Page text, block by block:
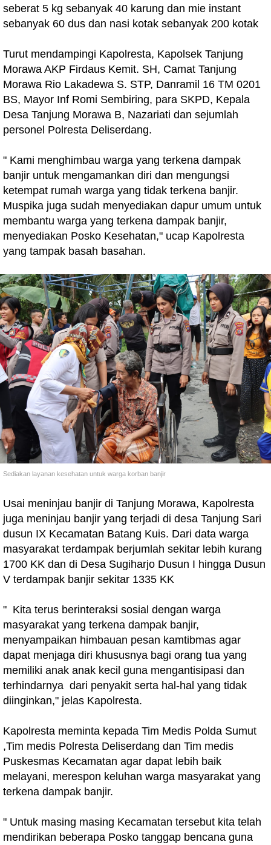
seberat 5 kg sebanyak 40 karung dan mie instant
sebanyak 60 dus dan nasi kotak sebanyak 200 kotak
Turut mendampingi Kapolresta, Kapolsek Tanjung
Morawa AKP Firdaus Kemit. SH, Camat Tanjung
Morawa Rio Lakadewa S. STP, Danramil 16 TM 0201
BS, Mayor Inf Romi Sembiring, para SKPD, Kepala
Desa Tanjung Morawa B, Nazariati dan sejumlah
personel Polresta Deliserdang.
" Kami menghimbau warga yang terkena dampak
banjir untuk mengamankan diri dan mengungsi
ketempat rumah warga yang tidak terkena banjir.
Muspika juga sudah menyediakan dapur umum untuk
membantu warga yang terkena dampak banjir,
menyediakan Posko Kesehatan," ucap Kapolresta
yang tampak basah basahan.
Sediakan layanan kesehatan untuk warga korban banjir
Usai meninjau banjir di Tanjung Morawa, Kapolresta
juga meninjau banjir yang terjadi di desa Tanjung Sari
dusun IX Kecamatan Batang Kuis. Dari data warga
masyarakat terdampak berjumlah sekitar lebih kurang
1700 KK dan di Desa Sugiharjo Dusun I hingga Dusun
V terdampak banjir sekitar 1335 KK
" Kita terus berinteraksi sosial dengan warga
masyarakat yang terkena dampak banjir,
menyampaikan himbauan pesan kamtibmas agar
dapat menjaga diri khususnya bagi orang tua yang
memiliki anak anak kecil guna mengantisipasi dan
terhindarnya dari penyakit serta hal-hal yang tidak
diinginkan," jelas Kapolresta.
Kapolresta meminta kepada Tim Medis Polda Sumut
,Tim medis Polresta Deliserdang dan Tim medis
Puskesmas Kecamatan agar dapat lebih baik
melayani, merespon keluhan warga masyarakat yang
terkena dampak banjir.
" Untuk masing masing Kecamatan tersebut kita telah
mendirikan beberapa Posko tanggap bencana guna